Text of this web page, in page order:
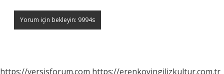
https://versisforum.com https://erenkoyingilizkultur.com.tr